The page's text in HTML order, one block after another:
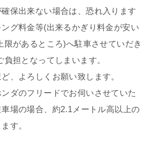
保出来ない場合は、恐れ入ります
グ料金等(出来るかぎり料金が安い
限があるところ)へ駐車させていだき
負担となってしまいます。
、よろしくお願い致します。
ダのフリードでお伺いさせていた
場の場合、約2.1メートル高以上の
す。